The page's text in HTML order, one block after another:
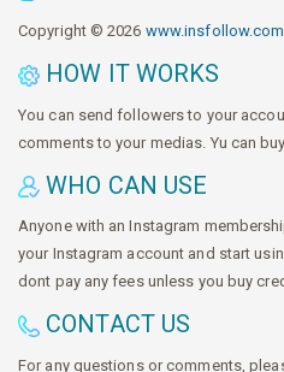
Copyright © 2026 www.insfollow.com
HOW IT WORKS
You can send followers to your
comments to your medias. Yu can
WHO CAN USE
Anyone with an Instagram
your Instagram account and start
dont pay any fees unless you buy
CONTACT US
For any questions or comments,